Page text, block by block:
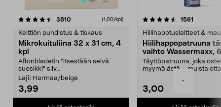
-
3810arvostelut (1,00/kpl)
Keittiön puhdistus & tiskaus
Mikrokuituliina 32 x 31 cm, 4
kpl
Aftonbladetin "itsestään selvä
suosikki" siiv...
Laji: Harmaa/beige
3,99
4.5viidestä
1561
Hiilihapotuslaitteet &
Hiilihappopatruuna
vaihto Wassermaxx,
Täyttöpatruuna, joka
myymälästä – muista
3,00
4.5viidestä